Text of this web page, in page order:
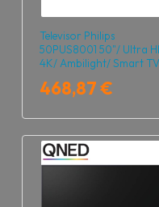
Televisor Philips
50PUS8001 50"/ Ultra
4K/ Ambilight/ Smart
468,87 €